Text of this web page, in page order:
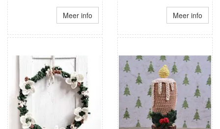
Meer info Meer info